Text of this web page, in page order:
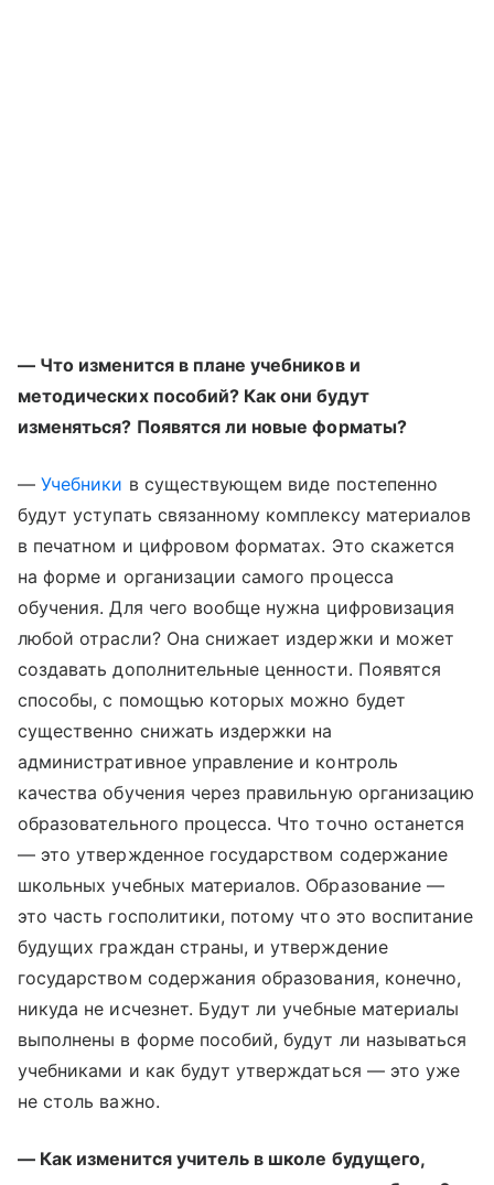
— Что изменится в плане учебников и
методических пособий? Как они будут
изменяться? Появятся ли новые форматы?
—Учебники в существующем виде постепенно
будут уступать связанному комплексу материалов
в печатном и цифровом форматах. Это скажется
на форме и организации самого процесса
обучения. Для чего вообще нужна цифровизация
любой отрасли? Она снижает издержки и может
создавать дополнительные ценности. Появятся
способы, с помощью которых можно будет
существенно снижать издержки на
административное управление и контроль
качества обучения через правильную организацию
образовательного процесса. Что точно останется
— это утвержденное государством содержание
школьных учебных материалов. Образование —
это часть госполитики, потому что это воспитание
будущих граждан страны, и утверждение
государством содержания образования, конечно,
никуда не исчезнет. Будут ли учебные материалы
выполнены в форме пособий, будут ли называться
учебниками и как будут утверждаться — это уже
не столь важно.
— Как изменится учитель в школе будущего,